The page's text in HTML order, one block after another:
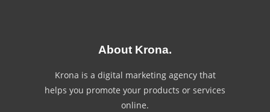
About Krona.
Krona is a digital marketing agency that
helps you promote your products or services
online.